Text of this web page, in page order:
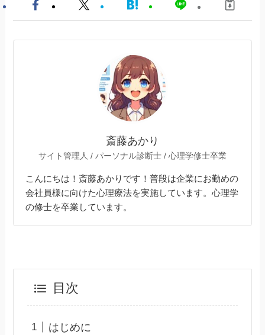
斎藤あかり
サイト管理人 / パーソナル診断士 / 心理学修士卒業
こんにちは！斎藤あかりです！普段は企業にお勤めの
会社員様に向けた心理療法を実施しています。心理学
の修士を卒業しています。
目次
はじめに